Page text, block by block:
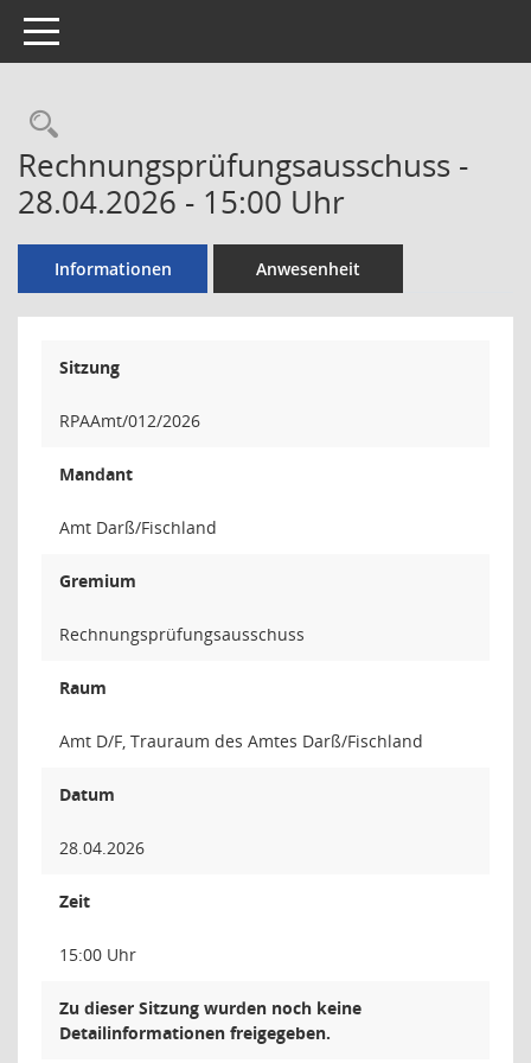
Toggle navigation
Rechercheauswahl
Rechnungsprüfungsausschuss -
28.04.2026 - 15:00 Uhr
Informationen Anwesenheit
Sitzung
RPAAmt/012/2026
Mandant
Amt Darß/Fischland
Gremium
Rechnungsprüfungsausschuss
Raum
Amt D/F, Trauraum des Amtes Darß/Fischland
Datum
28.04.2026
Zeit
15:00 Uhr
Zu dieser Sitzung wurden noch keine
Detailinformationen freigegeben.